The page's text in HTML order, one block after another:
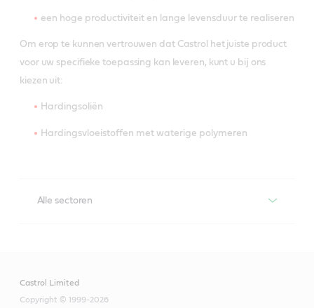
een hoge productiviteit en lange levensduur te realiseren
Om erop te kunnen vertrouwen dat Castrol het juiste product
voor uw specifieke toepassing kan leveren, kunt u bij ons
kiezen uit:
Hardingsoliën
Hardingsvloeistoffen met waterige polymeren
Alle sectoren
oppervlakken, nagenoeg vrij van onvolkomenheden,
vlekken en marmeren.
Castrol Limited
Copyright © 1999-2026